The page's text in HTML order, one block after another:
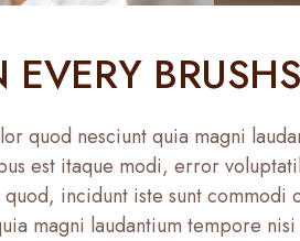
quod nesciunt quia magni
est itaque modi, error
incidunt iste sunt
magni laudantium tempore